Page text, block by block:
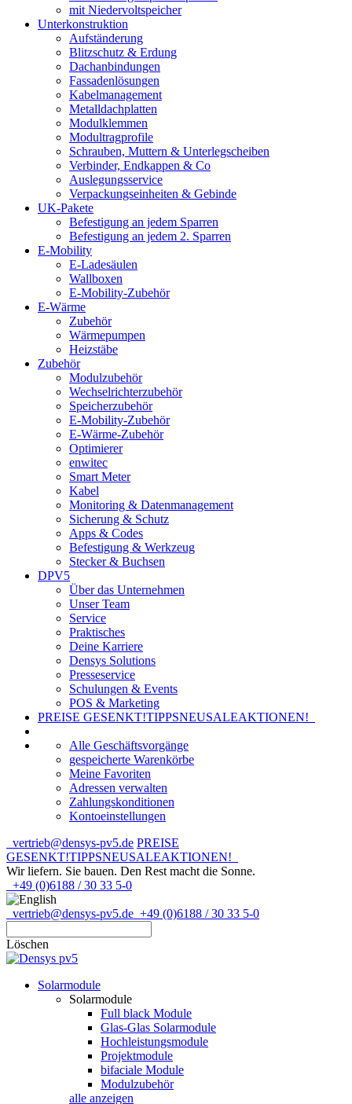
mit Niedervoltspeicher
Unterkonstruktion
Aufständerung
Blitzschutz & Erdung
Dachanbindungen
Fassadenlösungen
Kabelmanagement
Metalldachplatten
Modulklemmen
Modultragprofile
Schrauben, Muttern & Unterlegscheiben
Verbinder, Endkappen & Co
Auslegungsservice
Verpackungseinheiten & Gebinde
UK-Pakete
Befestigung an jedem Sparren
Befestigung an jedem 2. Sparren
E-Mobility
E-Ladesäulen
Wallboxen
E-Mobility-Zubehör
E-Wärme
Zubehör
Wärmepumpen
Heizstäbe
Zubehör
Modulzubehör
Wechselrichterzubehör
Speicherzubehör
E-Mobility-Zubehör
E-Wärme-Zubehör
Optimierer
enwitec
Smart Meter
Kabel
Monitoring & Datenmanagement
Sicherung & Schutz
Apps & Codes
Befestigung & Werkzeug
Stecker & Buchsen
DPV5
Über das Unternehmen
Unser Team
Service
Praktisches
Deine Karriere
Densys Solutions
Presseservice
Schulungen & Events
POS & Marketing
PREISE GESENKT!TIPPSNEUSALEAKTIONEN!
Alle Geschäftsvorgänge
gespeicherte Warenkörbe
Meine Favoriten
Adressen verwalten
Zahlungskonditionen
Kontoeinstellungen
vertrieb@densys-pv5.de PREISE
GESENKT!TIPPSNEUSALEAKTIONEN!
Wir liefern. Sie bauen. Den Rest macht die Sonne.
+49 (0)6188 / 30 33 5-0
vertrieb@densys-pv5.de +49 (0)6188 / 30 33 5-0
Löschen
Solarmodule
Solarmodule
Full black Module
Glas-Glas Solarmodule
Hochleistungsmodule
Projektmodule
bifaciale Module
Modulzubehör
alle anzeigen